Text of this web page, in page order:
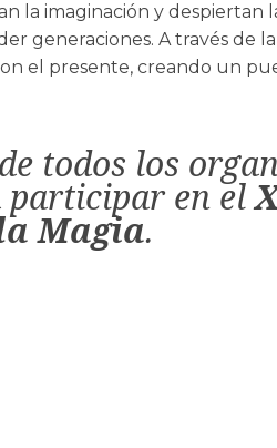
la imaginación y
generaciones. A través de
el presente, creando un
todos los
participar en el
Magia.